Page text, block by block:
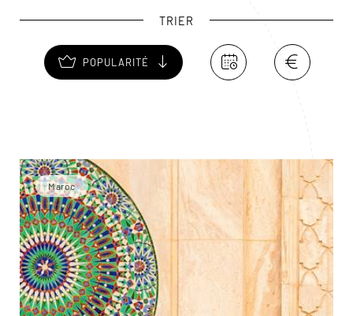
TRIER
POPULARITÉ
Maroc